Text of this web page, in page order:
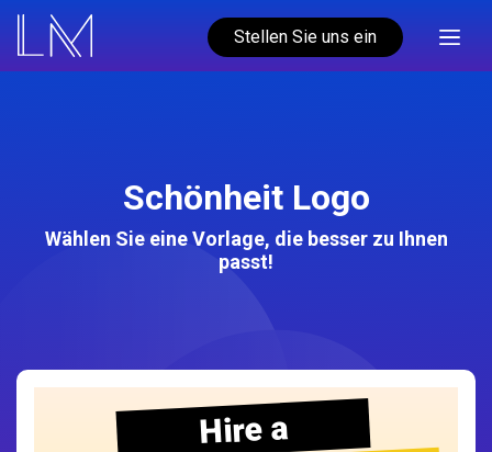
Stellen Sie uns ein
Schönheit Logo
Wählen Sie eine Vorlage, die besser zu Ihnen
passt!
Hire a